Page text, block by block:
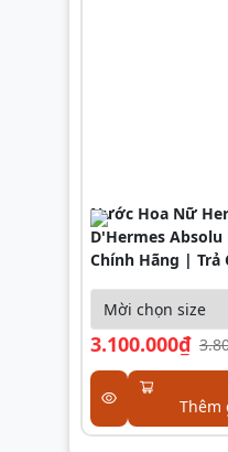
Nước Hoa Nữ
D'Hermes Absolu
Chính Hãng | Trả
3.100.000₫
Thêm